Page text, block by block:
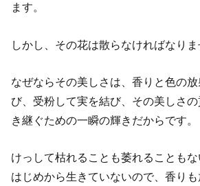
ます。
しかし、その花は散らなければなりま
なぜならその美しさは、香りと色の
び、受粉して実を結び、その美しさ
き継ぐための一瞬の輝きだからです。
けっして枯れることも萎れることも
はじめから生きていないので、香り